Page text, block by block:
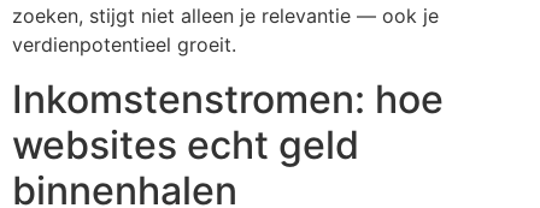
zoeken, stijgt niet alleen je relevantie — ook je
verdienpotentieel groeit.
Inkomstenstromen: hoe
websites echt geld
binnenhalen